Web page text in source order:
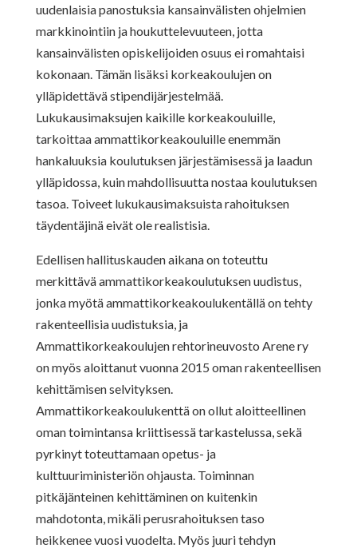
uudenlaisia panostuksia kansainvälisten ohjelmien
markkinointiin ja houkuttelevuuteen, jotta
kansainvälisten opiskelijoiden osuus ei romahtaisi
kokonaan. Tämän lisäksi korkeakoulujen on
ylläpidettävä stipendijärjestelmää.
Lukukausimaksujen kaikille korkeakouluille,
tarkoittaa ammattikorkeakouluille enemmän
hankaluuksia koulutuksen järjestämisessä ja laadun
ylläpidossa, kuin mahdollisuutta nostaa koulutuksen
tasoa. Toiveet lukukausimaksuista rahoituksen
täydentäjinä eivät ole realistisia.
Edellisen hallituskauden aikana on toteuttu
merkittävä ammattikorkeakoulutuksen uudistus,
jonka myötä ammattikorkeakoulukentällä on tehty
rakenteellisia uudistuksia, ja
Ammattikorkeakoulujen rehtorineuvosto Arene ry
on myös aloittanut vuonna 2015 oman rakenteellisen
kehittämisen selvityksen.
Ammattikorkeakoulukenttä on ollut aloitteellinen
oman toimintansa kriittisessä tarkastelussa, sekä
pyrkinyt toteuttamaan opetus- ja
kulttuuriministeriön ohjausta. Toiminnan
pitkäjänteinen kehittäminen on kuitenkin
mahdotonta, mikäli perusrahoituksen taso
heikkenee vuosi vuodelta. Myös juuri tehdyn